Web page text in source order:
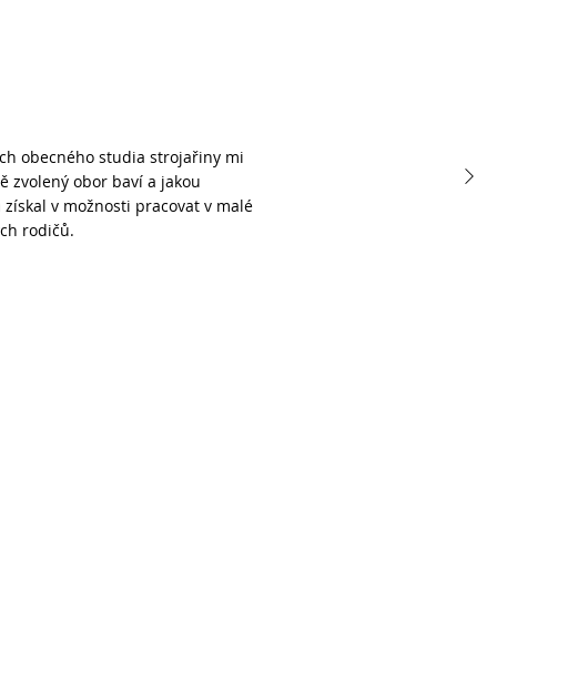
obecného studia strojařiny mi
zvolený obor baví a jakou
v možnosti pracovat v malé
rodičů.